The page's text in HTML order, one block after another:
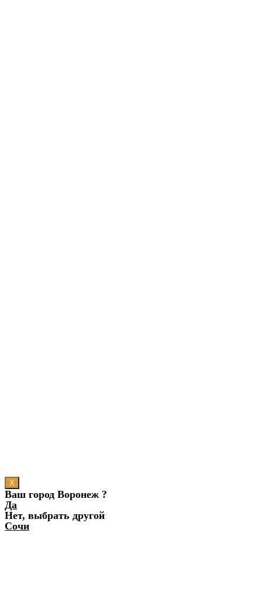
X
Ваш город Воронеж ?
Да
Нет, выбрать другой
Сочи